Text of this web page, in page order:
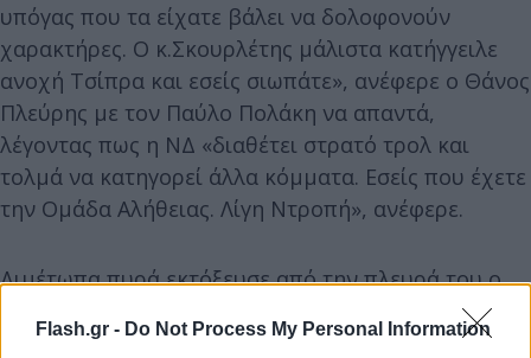
Flash.gr - Do Not Process My Personal Information
υπόγας που τα είχατε βάλει να δολοφονούν
χαρακτήρες. Ο κ.Σκουρλέτης μάλιστα κατήγγειλε
ανοχή Τσίπρα και εσείς σιωπάτε», ανέφερε ο Θάνος
Πλεύρης με τον Παύλο Πολάκη να απαντά,
λέγοντας πως η ΝΔ «διαθέτει στρατό τρολ και
τολμά να κατηγορεί άλλα κόμματα. Εσείς που έχετε
την Ομάδα Αλήθειας. Λίγη Ντροπή», ανέφερε.
Διμέτωπα πυρά εκτόξευσε από την πλευρά του ο
Δημήτρης Μάντζος, σχολιάζοντας πως το ζήτημα